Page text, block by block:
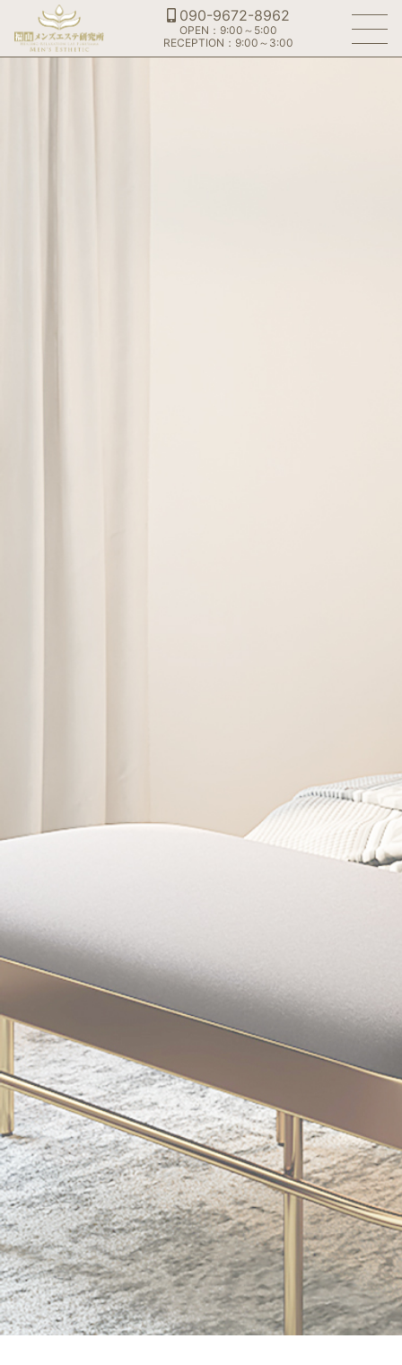
090-9672-8962
OPEN：9:00～5:00
RECEPTION：9:00～3:00